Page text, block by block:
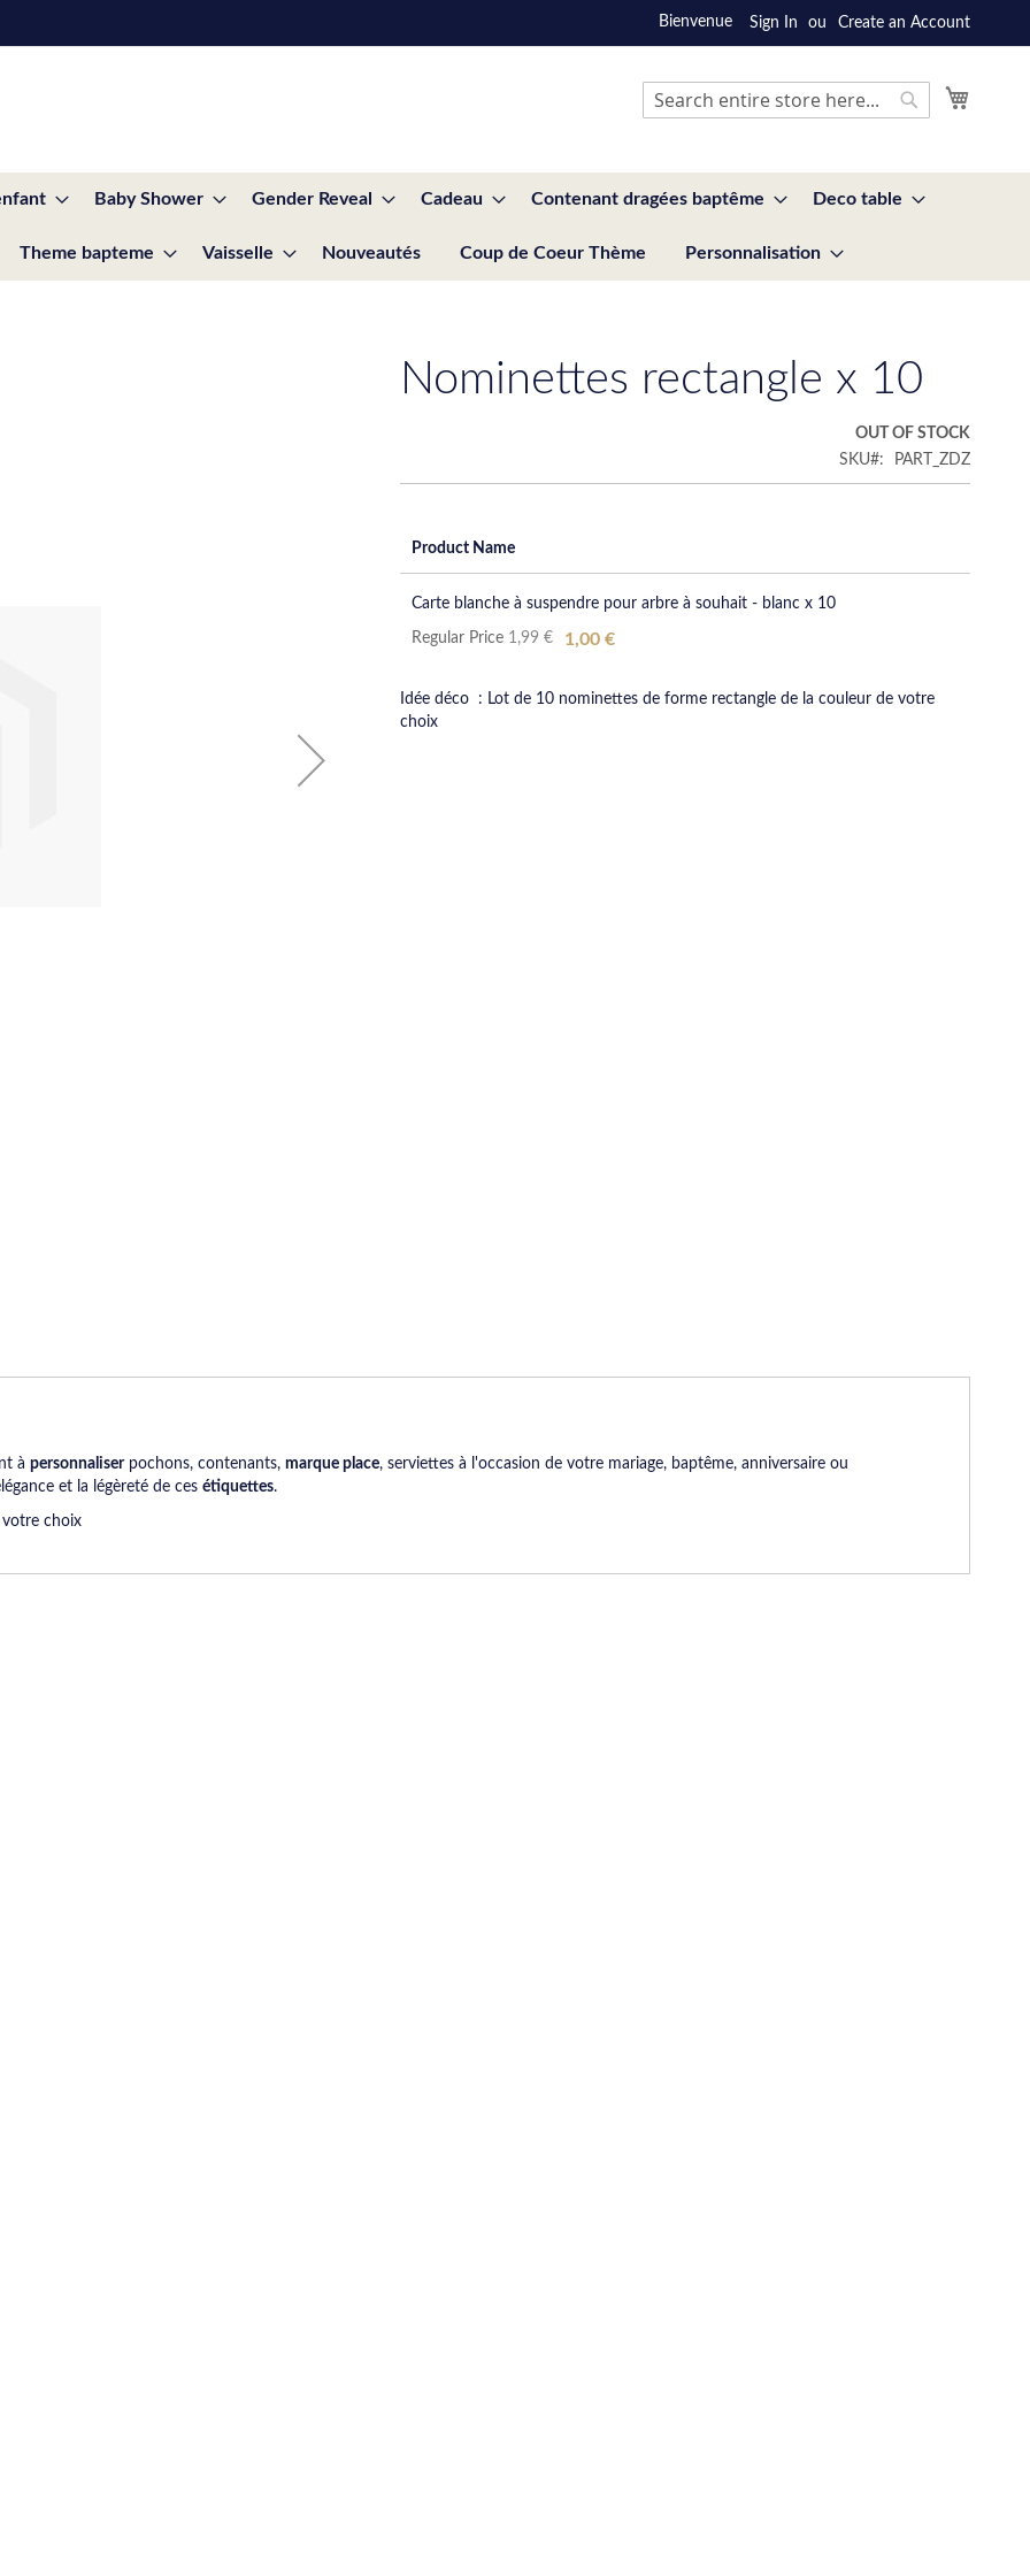
Bienvenue Sign In Create an Account
Search
Baby Shower Gender Reveal Cadeau Contenant dragées baptême Deco table
Theme bapteme Vaisselle Nouveautés Coup de Coeur Thème Personnalisation
Nominettes rectangle x 10
OUT OF STOCK
SKU
PART_ZDZ
product
items
Product Name
Carte blanche à suspendre pour arbre à souhait - blanc x 10
Special
1,00 €
Regular Price 1,99 €
Idée déco : Lot de 10 nominettes de forme rectangle de la couleur de votre
choix
à personnaliserpochons, contenants, marque place, serviettes à l'occasion de votre mariage, baptême, anniversaire ou
et la légèreté de ces étiquettes.
votre choix